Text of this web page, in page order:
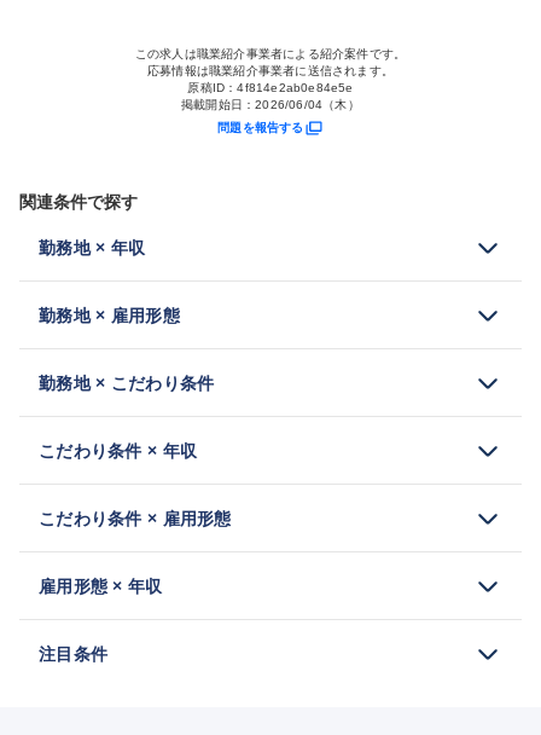
この求人は職業紹介事業者による紹介案件です。
応募情報は職業紹介事業者に送信されます。
原稿ID：4f814e2ab0e84e5e
掲載開始日：2026/06/04（木）
問題を報告する
関連条件で探す
勤務地 × 年収
勤務地 × 雇用形態
勤務地 × こだわり条件
こだわり条件 × 年収
こだわり条件 × 雇用形態
雇用形態 × 年収
注目条件